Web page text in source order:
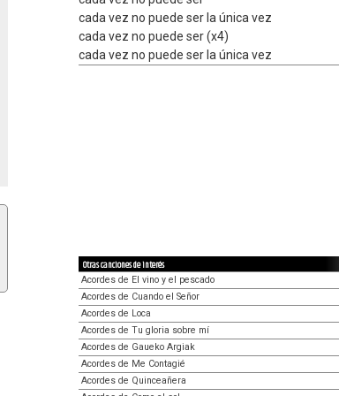
cada vez no puede ser la única vez
cada vez no puede ser (x4)
cada vez no puede ser la única vez
Otras canciones de interés
Acordes de El vino y el pescado
Acordes de Cuando el Señor
Acordes de Loca
Acordes de Tu gloria sobre mí
Acordes de Gaueko Argiak
Acordes de Me Contagié
Acordes de Quinceañera